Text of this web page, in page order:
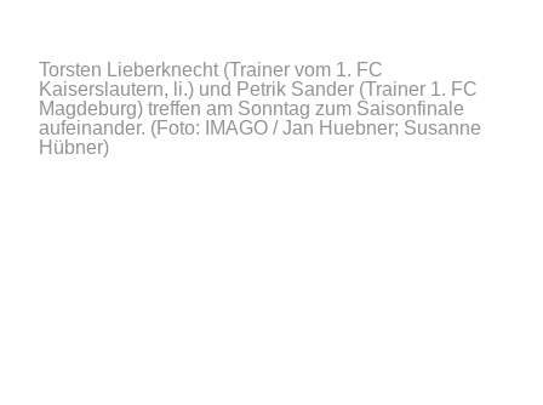
Torsten Lieberknecht (Trainer vom 1. FC
Kaiserslautern, li.) und Petrik Sander (Trainer 1. FC
Magdeburg) treffen am Sonntag zum Saisonfinale
aufeinander. (Foto: IMAGO / Jan Huebner; Susanne
Hübner)